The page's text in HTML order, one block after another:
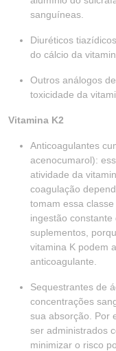
sanguíneas.
Diuréticos
do cálcio da
Outros análogos
toxicidade da
Vitamina K2
Anticoagulantes
acenocumarol):
atividade da
coagulação
tomam essa
ingestão
suplementos,
vitamina K podem
anticoagulante.
Sequestrantes de
concentrações
sua absorção. Por
ser administrados
minimizar o risco